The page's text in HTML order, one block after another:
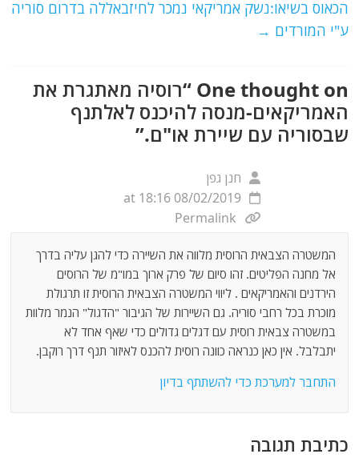
p
o
הכאוס בשיאו:נשק אמריקאי נמכר לחיזבאללה בדרום סוריה
ע"י המורדים →
One thought on “
רוסיה מאתגרת את
האמריקאים-מנסה להיכנס לאלתנף
שבסוריה עם שיירת או"ם.”
חנן גפן
08/02/2019 at 18:16
Permalink
המשטרה הצבאית הרוסית מלווה את השיירה כדי להגן עליה בדרך
אל מחנה הפליטים. זהו סיום של פרק ארוך במו"מ של הרוסים
הירדנים והאמריקאים . ליווי המשטרה הצבאית הרוסית זו תרגולת
מוכרת בכל רחבי סוריה. גם השיירות של הגיבור "הדגול" הנמר מלוות
במשטרה צבאית רוסית עם דגלים גדולים כדי שאף אחד לא
יתבלבל. אין כאן כנראה כוונה רוסית להכנס לאיזור תנף דרך רוקבן.
התחבר למערכת כדי להשתתף בדיון
כתיבת תגובה